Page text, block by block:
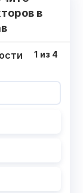
в
1 из 4